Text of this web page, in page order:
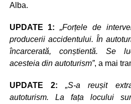
Alba.
UPDATE 1:
„Forțele de
producerii accidentului. În
încarcerată, conștientă. Se
acesteia din autoturism”, a mai
UPDATE 2:
„S-a reușit
autoturism. La fața locului